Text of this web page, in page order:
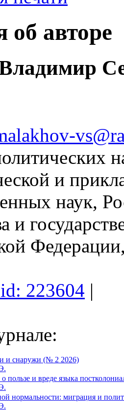
об авторе
и
наук,
и
223604 |
и снаружи (№ 2 2026)
пользе и вреде языка
нормальности: миграция и